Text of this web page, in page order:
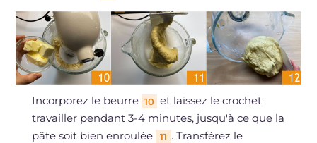
Incorporez le beurre 10 et laissez le crochet
travailler pendant 3-4 minutes, jusqu'à ce que la
pâte soit bien enroulée
11 . Transférez le